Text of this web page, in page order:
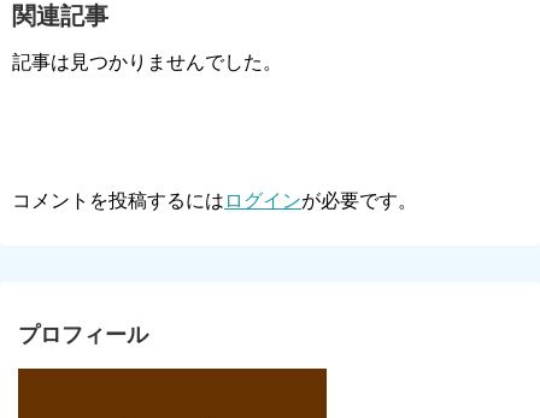
関連記事
記事は見つかりませんでした。
コメントを投稿するには ログインが必要です。
プロフィール